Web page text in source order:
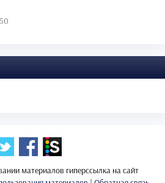
материалов гиперссылка на сайт